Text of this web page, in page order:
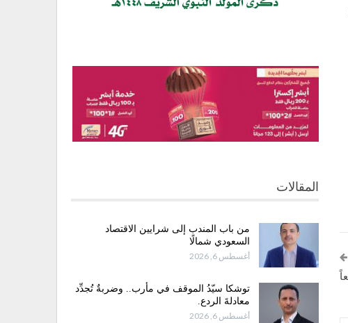
المقالات
من باب المندب إلى شرايين الاقتصاد
السعودي شمالًا
أغسطس 6, 2026
توشكا سيّدُ الموقف في مأرب.. وضربةٌ تُجدِّد
معادلةَ الردع.
أغسطس 6, 2026